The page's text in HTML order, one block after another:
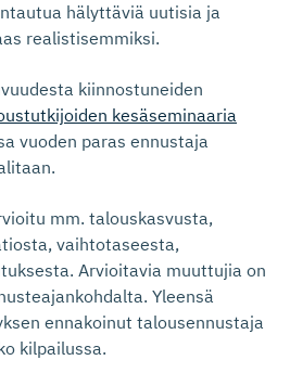
hälyttäviä uutisia ja
realistisemmiksi.
kiinnostuneiden
kesäseminaaria
vuoden paras ennustaja
mm. talouskasvusta,
vaihtotaseesta,
Arvioitavia muuttujia on
Yleensä
ennakoinut talousennustaja
kilpailussa.